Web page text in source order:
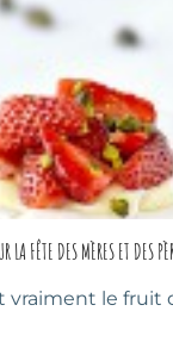
LA FÊTE DES MÈRES ET DES
vraiment le